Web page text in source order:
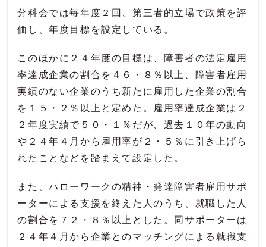
分科会では毎年度２回、第三者的立場で政策を評
価し、年度目標を設定している。
このほかに２４年度の目標は、障害者の法定雇用
率達成企業の割合を４６・８％以上、障害者雇用
実績のない企業のうち新たに雇用した企業の割合
を１５・２％以上と定めた。雇用率達成企業は２
２年度実績で５０・１％だが、過去１０年の動向
や２４年４月から雇用率が２・５％に引き上げら
れたことなどを踏まえて設定した。
また、ハローワークの精神・発達障害者雇用サポ
ーターによる支援を終えた人のうち、就職した人
の割合を７２・８％以上とした。同サポーターは
２４年４月から企業とのマッチングによる就職支